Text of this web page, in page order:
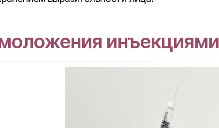
инъекциями